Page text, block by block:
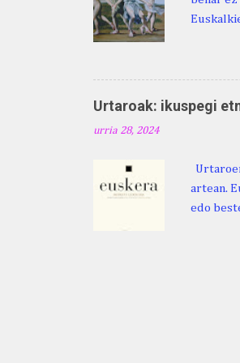
ditugu:
zarra da
Martina
Martina .
Urtaroak: ikuspegi
urria 28, 2024
artean.
edo